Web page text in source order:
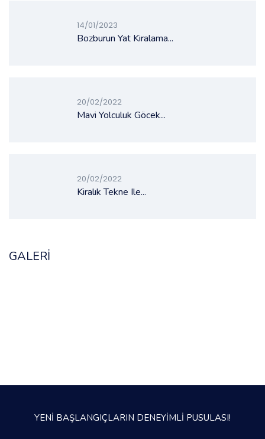
14/01/2023
Bozburun Yat Kiralama...
20/02/2022
Mavi Yolculuk Göcek...
20/02/2022
Kiralık Tekne Ile...
GALERI
YENİ BAŞLANGIÇLARIN DENEYİMLİ PUSULASI!